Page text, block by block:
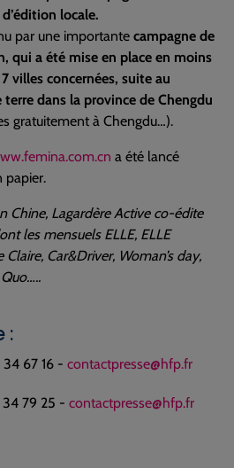
locale.
par une importante campagne de
qui a été mise en place en moins
villes concernées, suite au
dans la province de Chengdu
gratuitement à Chengdu…).
a été lancé
papier.
Chine, Lagardère Active co-édite
les mensuels ELLE, ELLE
Car&Driver, Woman’s day,
:
67 16 - contactpresse@hfp.fr
34 79 25 - contactpresse@hfp.fr